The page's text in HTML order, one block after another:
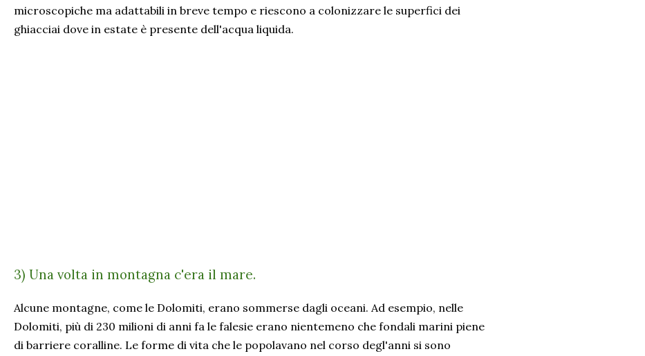
microscopiche ma adattabili in breve tempo e riescono a colonizzare le superfici dei
ghiacciai dove in estate è presente dell'acqua liquida.
3) Una volta in montagna c'era il mare.
Alcune montagne, come le Dolomiti, erano sommerse dagli oceani. Ad esempio, nelle
Dolomiti, più di 230 milioni di anni fa le falesie erano nientemeno che fondali marini piene
di barriere coralline. Le forme di vita che le popolavano nel corso degl'anni si sono